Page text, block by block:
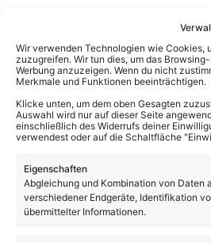
Wir verwenden Technologien wie Cookies,
zuzugreifen. Wir tun dies, um das
Werbung anzuzeigen. Wenn du nicht
Merkmale und Funktionen beeinträchtigen.
Klicke unten, um dem oben Gesagten
Auswahl wird nur auf dieser Seite
einschließlich des Widerrufs deiner
verwendest oder auf die Schaltfläche
Eigenschaften
Abgleichung und Kombination von Daten
verschiedener Endgeräte, Identifikation
übermittelter Informationen.